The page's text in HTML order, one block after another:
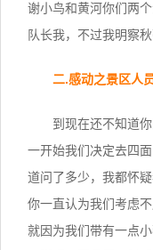
谢小鸟和黄河你们两
队长我，不过我明察
二.感动之景区人
到现在还不知道
一开始我们决定去四
道问了多少，我都怀
你一直认为我们考虑
就因为我们带有一点